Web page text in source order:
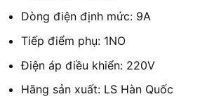
Dòng điện định mức: 9A
Tiếp điểm phụ: 1NO
Điện áp điều khiển: 220V
Hãng sản xuất: LS Hàn Quốc